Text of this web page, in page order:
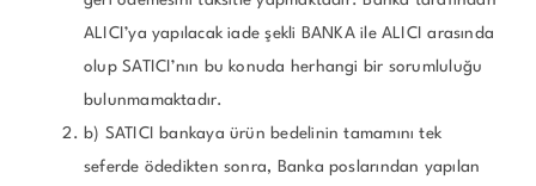
ALICI’ya yapılacak iade şekli BANKA ile ALICI arasında
olup SATICI’nın bu konuda herhangi bir sorumluluğu
bulunmamaktadır.
b) SATICI bankaya ürün bedelinin tamamını tek
seferde ödedikten sonra, Banka poslarından yapılan